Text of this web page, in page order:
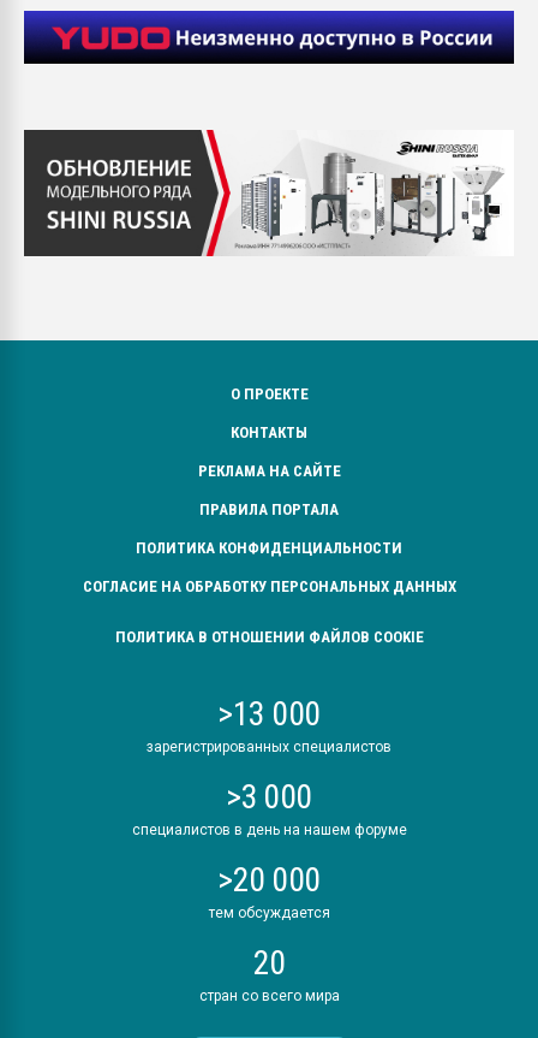
О ПРОЕКТЕ
КОНТАКТЫ
РЕКЛАМА НА САЙТЕ
ПРАВИЛА ПОРТАЛА
ПОЛИТИКА КОНФИДЕНЦИАЛЬНОСТИ
СОГЛАСИЕ НА ОБРАБОТКУ ПЕРСОНАЛЬНЫХ ДАННЫХ
ПОЛИТИКА В ОТНОШЕНИИ ФАЙЛОВ COOKIE
>13 000
зарегистрированных специалистов
>3 000
специалистов в день на нашем форуме
>20 000
тем обсуждается
20
стран со всего мира